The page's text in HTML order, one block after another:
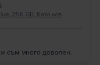
256 GB, Като нов
съм много доволен.